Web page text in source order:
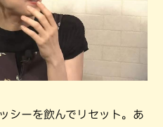
シーを飲んでリセット。あ